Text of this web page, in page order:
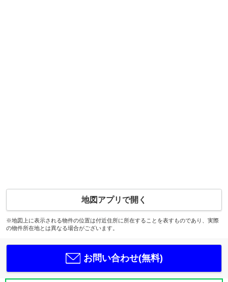
地図アプリで開く
※地図上に表示される物件の位置は付近住所に所在することを表すものであり、実際
の物件所在地とは異なる場合がございます。
お問い合わせ(無料)